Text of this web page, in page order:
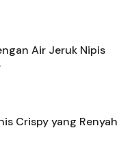
Air Jeruk Nipis
Crispy yang Renyah